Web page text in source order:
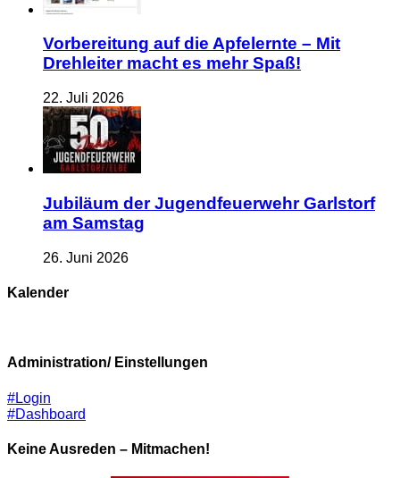
Vorbereitung auf die Apfelernte – Mit
Drehleiter macht es mehr Spaß!
22. Juli 2026
Jubiläum der Jugendfeuerwehr Garlstorf
am Samstag
26. Juni 2026
Kalender
Administration/ Einstellungen
#Login
#Dashboard
Keine Ausreden – Mitmachen!